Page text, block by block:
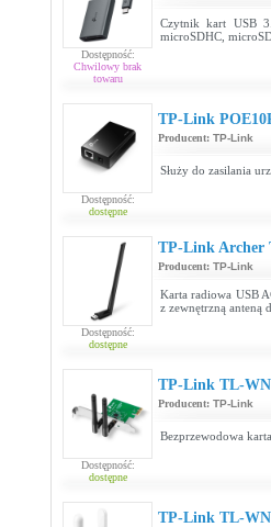
Dostępność:
Chwilowy brak
towaru
Czytnik kart USB
microSDHC,
Dostępność:
dostępne
TP-Link
Producent: TP-Link
Służy do zasilania
Dostępność:
dostępne
TP-Link Archer
Producent: TP-Link
Karta radiowa USB
z zewnętrzną anteną
Dostępność:
dostępne
TP-Link TL-
Producent: TP-Link
Bezprzewodowa
TP-Link TL-